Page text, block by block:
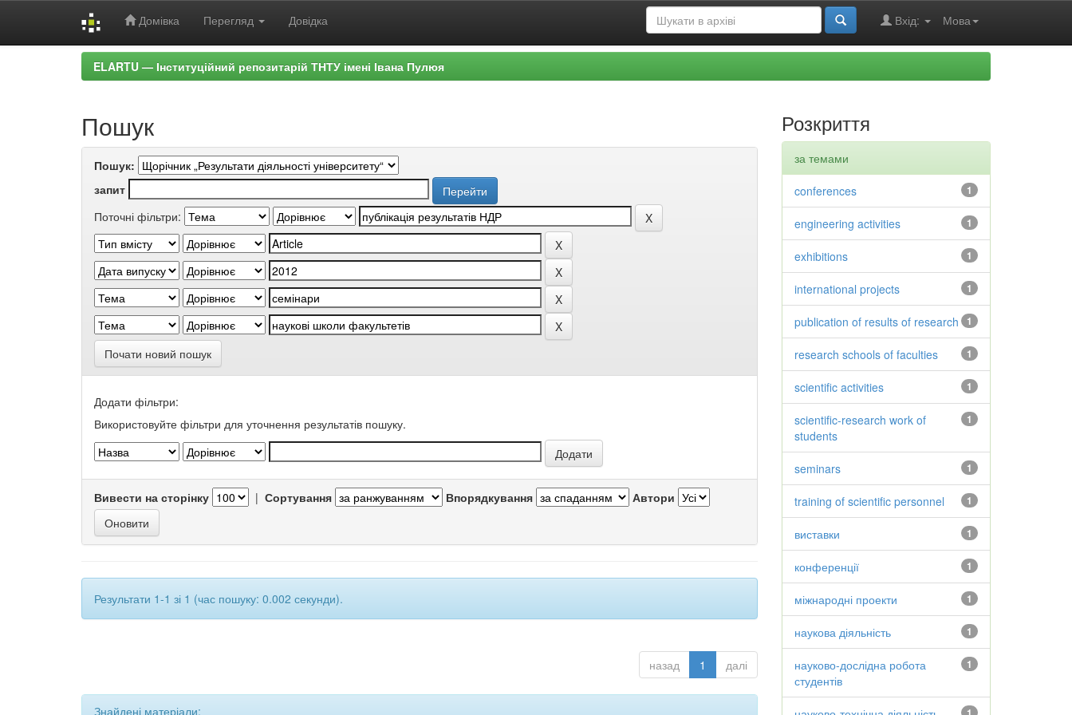
Домівка Перегляд Довідка Мова
Вхід:
ELARTU — Інституційний репозитарій ТНТУ імені Івана Пулюя
Пошук
Пошук:
запит
Поточні фільтри:
Почати новий пошук
Додати фільтри:
Використовуйте фільтри для уточнення результатів пошуку.
Вивести на сторінку | Сортування Впорядкування Автори
Результати 1-1 зі 1 (час пошуку: 0.002 секунди).
назад 1 далі
Знайдені матеріали:
Розкриття
за темами
1
conferences
1
engineering activities
1
exhibitions
1
international projects
1
publication of results of research
1
research schools of faculties
1
scientific activities
1
scientific-research work of
students
1
seminars
1
training of scientific personnel
1
виставки
1
конференції
1
міжнародні проекти
1
наукова діяльність
1
науково-дослідна робота
студентів